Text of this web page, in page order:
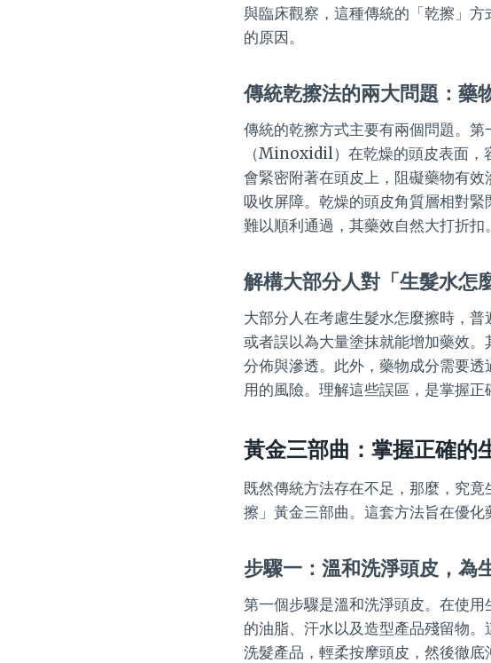
與臨床觀察，這種傳統的「乾擦」
的原因。
傳統乾擦法的兩大問題：藥
傳統的乾擦方式主要有兩個問題。
（Minoxidil）在乾燥的頭皮表面，
會緊密附著在頭皮上，阻礙藥物有
吸收屏障。乾燥的頭皮角質層相對
難以順利通過，其藥效自然大打折扣。
解構大部分人對「生髮水怎
大部分人在考慮生髮水怎麼擦時，
或者誤以為大量塗抹就能增加藥效
分佈與滲透。此外，藥物成分需要
用的風險。理解這些誤區，是掌握正
黃金三部曲：掌握正確的
既然傳統方法存在不足，那麼，究
擦」黃金三部曲。這套方法旨在優化
步驟一：溫和洗淨頭皮，為
第一個步驟是溫和洗淨頭皮。在使
的油脂、汗水以及造型產品殘留物
洗髮產品，輕柔按摩頭皮，然後徹底